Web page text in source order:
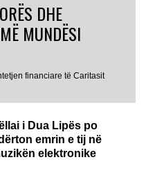
DHE
MUNDËSI
financiare të Caritasit
i Dua Lipës po
emrin e tij në
elektronike